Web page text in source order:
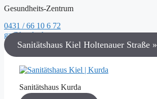
Gesundheits-Zentrum
0431 / 66 10 6 72
gz@kurda.de
Sanitätshaus Kiel Holtenauer Straße »
Sanitätshaus Kurda